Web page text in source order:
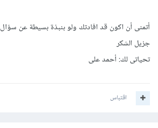
أتمنى أن اكون قد افادتك ولو بنبذة بسيطة عن سؤال.
جزيل الشكر
تحياتى لك: أحمد على
اقتباس